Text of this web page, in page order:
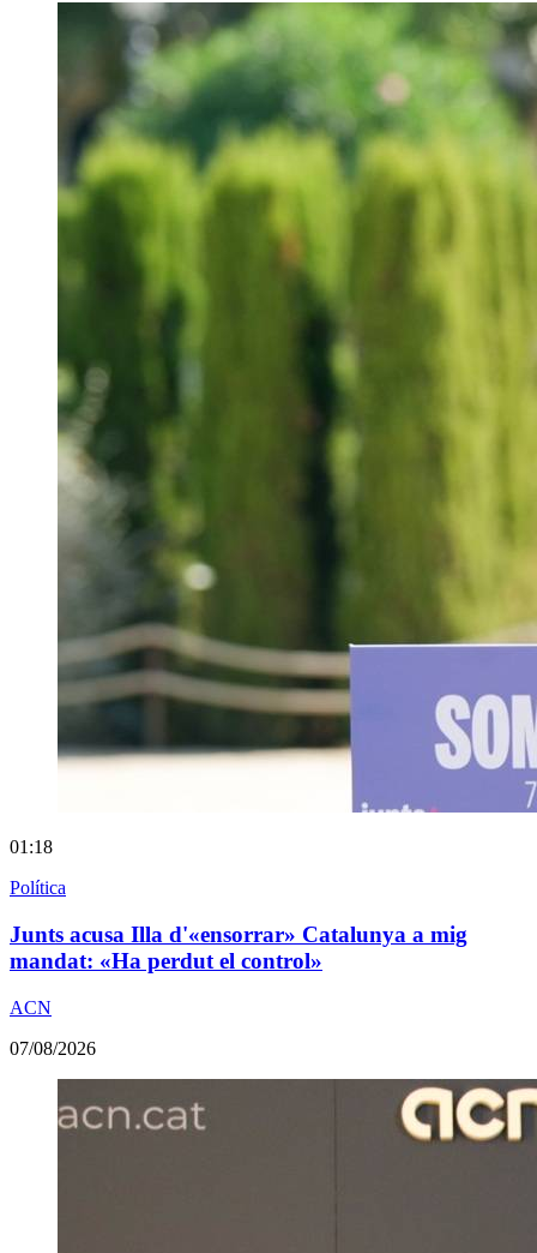
01:18
Política
Junts acusa Illa d'«ensorrar» Catalunya a mig
mandat: «Ha perdut el control»
ACN
07/08/2026